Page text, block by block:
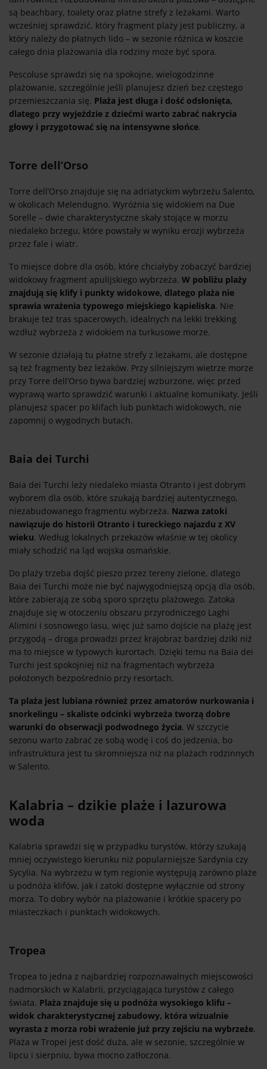
są beachbary, toalety oraz płatne strefy z leżakami. Warto
wcześniej sprawdzić, który fragment plaży jest publiczny, a
który należy do płatnych lido – w sezonie różnica w koszcie
całego dnia plażowania dla rodziny może być spora.
Pescoluse sprawdzi się na spokojne, wielogodzinne
plażowanie, szczególnie jeśli planujesz dzień bez częstego
przemieszczania się. Plaża jest długa i dość odsłonięta,
dlatego przy wyjeździe z dziećmi warto zabrać nakrycia
głowy i przygotować się na intensywne słońce.
Torre dell’Orso
Torre dell’Orso znajduje się na adriatyckim wybrzeżu Salento,
w okolicach Melendugno. Wyróżnia się widokiem na Due
Sorelle – dwie charakterystyczne skały stojące w morzu
niedaleko brzegu, które powstały w wyniku erozji wybrzeża
przez fale i wiatr.
To miejsce dobre dla osób, które chciałyby zobaczyć bardziej
widokowy fragment apulijskiego wybrzeża. W pobliżu plaży
znajdują się klify i punkty widokowe, dlatego plaża nie
sprawia wrażenia typowego miejskiego kąpieliska. Nie
brakuje też tras spacerowych, idealnych na lekki trekking
wzdłuż wybrzeża z widokiem na turkusowe morze.
W sezonie działają tu płatne strefy z leżakami, ale dostępne
są też fragmenty bez leżaków. Przy silniejszym wietrze morze
przy Torre dell’Orso bywa bardziej wzburzone, więc przed
wyprawą warto sprawdzić warunki i aktualne komunikaty. Jeśli
planujesz spacer po klifach lub punktach widokowych, nie
zapomnij o wygodnych butach.
Baia dei Turchi
Baia dei Turchi leży niedaleko miasta Otranto i jest dobrym
wyborem dla osób, które szukają bardziej autentycznego,
niezabudowanego fragmentu wybrzeża. Nazwa zatoki
nawiązuje do historii Otranto i tureckiego najazdu z XV
wieku. Według lokalnych przekazów właśnie w tej okolicy
miały schodzić na ląd wojska osmańskie.
Do plaży trzeba dojść pieszo przez tereny zielone, dlatego
Baia dei Turchi może nie być najwygodniejszą opcją dla osób,
które zabierają ze sobą sporo sprzętu plażowego. Zatoka
znajduje się w otoczeniu obszaru przyrodniczego Laghi
Alimini i sosnowego lasu, więc już samo dojście na plażę jest
przygodą – droga prowadzi przez krajobraz bardziej dziki niż
ma to miejsce w typowych kurortach. Dzięki temu na Baia dei
Turchi jest spokojniej niż na fragmentach wybrzeża
położonych bezpośrednio przy resortach.
Ta plaża jest lubiana również przez amatorów nurkowania i
snorkelingu – skaliste odcinki wybrzeża tworzą dobre
warunki do obserwacji podwodnego życia. W szczycie
sezonu warto zabrać ze sobą wodę i coś do jedzenia, bo
infrastruktura jest tu skromniejsza niż na plażach rodzinnych
w Salento.
Kalabria – dzikie plaże i lazurowa
woda
Kalabria sprawdzi się w przypadku turystów, którzy szukają
mniej oczywistego kierunku niż popularniejsze Sardynia czy
Sycylia. Na wybrzeżu w tym regionie występują zarówno plaże
u podnóża klifów, jak i zatoki dostępne wyłącznie od strony
morza. To dobry wybór na plażowanie i krótkie spacery po
miasteczkach i punktach widokowych.
Tropea
Tropea to jedna z najbardziej rozpoznawalnych miejscowości
nadmorskich w Kalabrii, przyciągająca turystów z całego
świata. Plaża znajduje się u podnóża wysokiego klifu –
widok charakterystycznej zabudowy, która wizualnie
wyrasta z morza robi wrażenie już przy zejściu na wybrzeże.
Plaża w Tropei jest dość duża, ale w sezonie, szczególnie w
lipcu i sierpniu, bywa mocno zatłoczona.